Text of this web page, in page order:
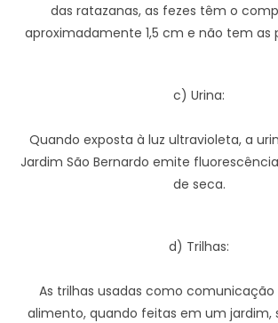
das ratazanas, as fezes têm o
aproximadamente 1,5 cm e não tem as
c) Urina:
Quando exposta à luz ultravioleta, a
Jardim São Bernardo emite
de seca.
d) Trilhas:
As trilhas usadas como
alimento, quando feitas em um jardim,